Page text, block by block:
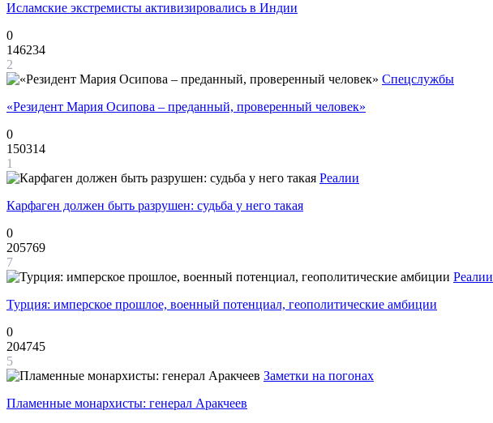
Исламские экстремисты активизировались в Индии
0
146234
2
Спецслужбы
«Резидент Мария Осипова – преданный, проверенный человек»
0
150314
1
Реалии
Карфаген должен быть разрушен: судьба у него такая
0
205769
7
Реалии
Турция: имперское прошлое, военный потенциал, геополитические амбиции
0
204745
5
Заметки на погонах
Пламенные монархисты: генерал Аракчеев